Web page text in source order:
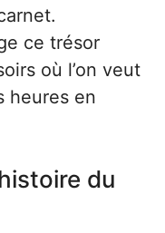
ce trésor
où l’on veut
heures en
du